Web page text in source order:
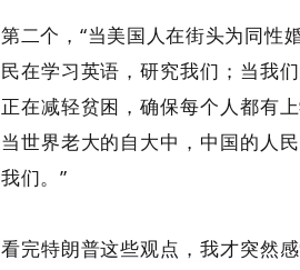
第二个，“当美国人在街头为同性
民在学习英语，研究我们；当我
正在减轻贫困，确保每个人都有
当世界老大的自大中，中国的人
我们。”
看完特朗普这些观点，我才突然